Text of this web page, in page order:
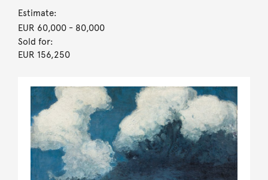
Estimate:
EUR 60,000- 80,000
Sold for:
EUR 156,250